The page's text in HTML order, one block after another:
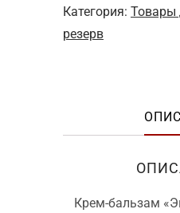
Категория: Товары
резерв
Крем-бальзам